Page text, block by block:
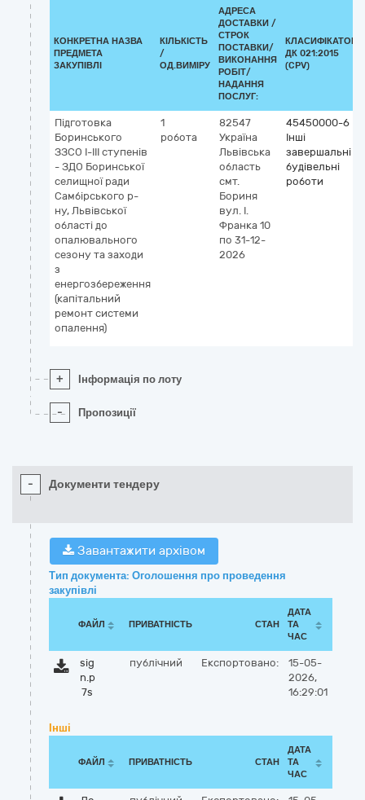
КОНКРЕТНА НАЗВА
ПРЕДМЕТА
ЗАКУПІВЛІ
КІЛЬКІСТЬ
/
ОД.ВИМІРУ
АДРЕСА
ДОСТАВКИ /
СТРОК
ПОСТАВКИ/
ВИКОНАННЯ
РОБІТ/
НАДАННЯ
ПОСЛУГ:
КЛАСИФІКАТОР
ДК 021:2015
(CPV)
Підготовка
Боринського
ЗЗСО І-ІІІ ступенів
- ЗДО Боринської
селищної ради
Самбірського р-
ну, Львівської
області до
опалювального
сезону та заходи
з
енергозбереження
(капітальний
ремонт системи
опалення)
1
робота
82547
Україна
Львівська
область
смт.
Бориня
вул. І.
Франка 10
по 31-12-
2026
45450000-6
Інші
завершальні
будівельні
роботи
+ Інформація по лоту
- Пропозиції
- Документи тендеру
Завантажити архівом
Тип документа: Оголошення про проведення
закупівлі
ФАЙЛ ПРИВАТНІСТЬ СТАН
ДАТА
ТА
ЧАС
sig
n.p
7s
публічний Експортовано:
15-05-
2026,
16:29:01
Інші
ФАЙЛ ПРИВАТНІСТЬ СТАН
ДАТА
ТА
ЧАС